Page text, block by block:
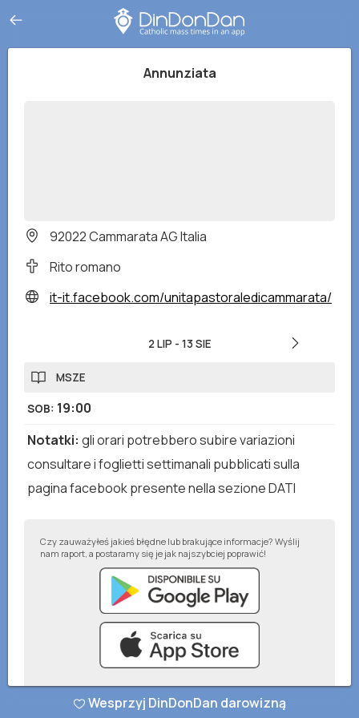
Annunziata
92022 Cammarata AG Italia
Rito romano
it-it.facebook.com/unitapastoraledicammarata/
2 LIP - 13 SIE
MSZE
SOB: 19:00
Notatki: gli orari potrebbero subire variazioni
consultare i foglietti settimanali pubblicati sulla
pagina facebook presente nella sezione DATI
Czy zauważyłeś jakieś błędne lub brakujące informacje? Wyślij
nam raport, a postaramy się je jak najszybciej poprawić!
Wesprzyj DinDonDan darowizną